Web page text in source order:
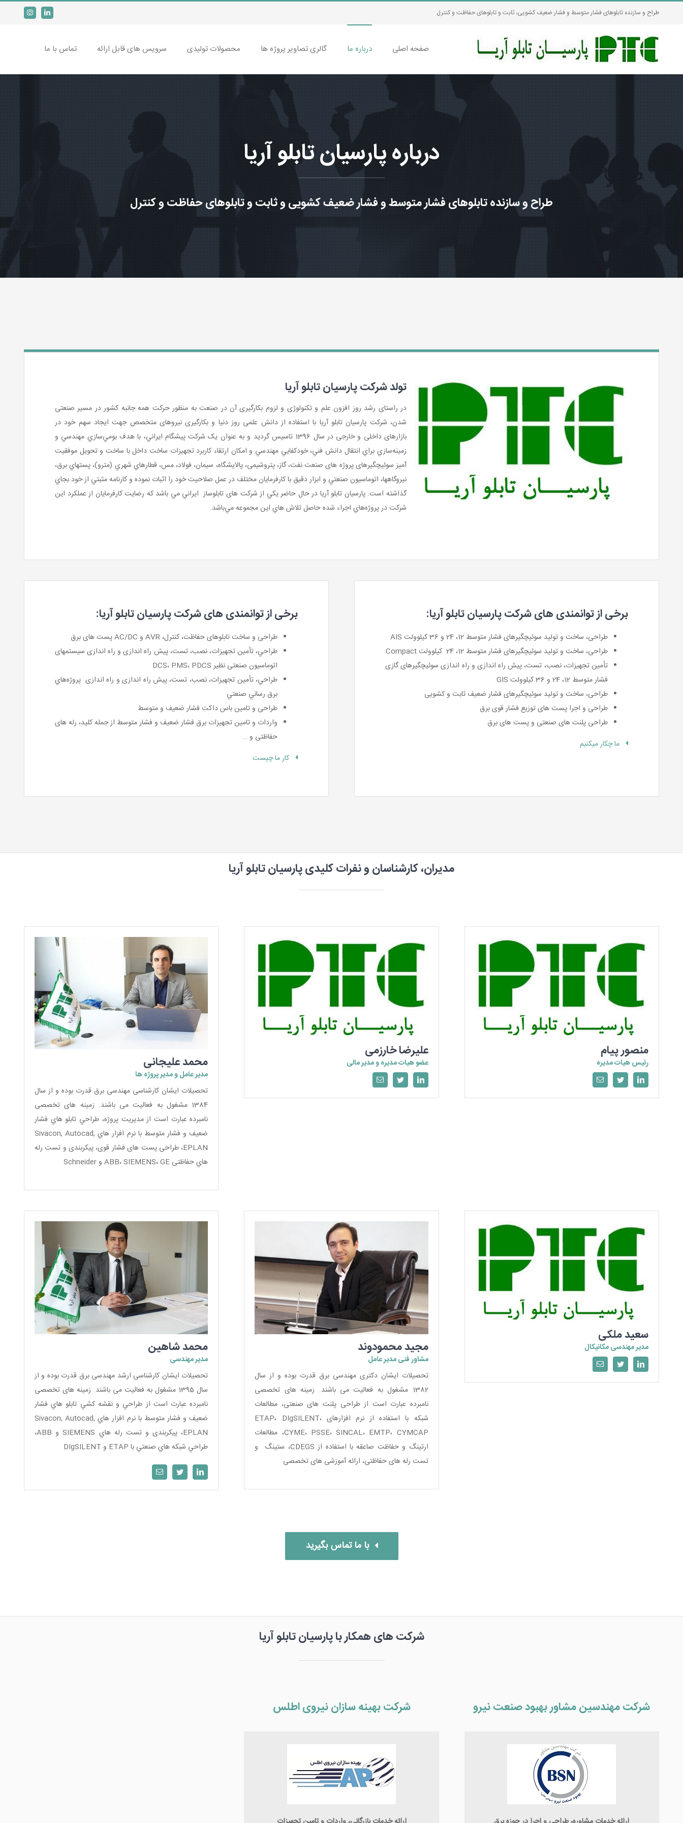
content
طراح و سازنده تابلوهای فشار متوسط و فشار ضعیف کشویی، ثابت و تابلوهای حفاظت و کنترل LinkedIn
Instagram
صفحه اصلی درباره ما گالری تصاویر پروژه ها محصولات تولیدی سرویس های قابل ارائه تماس با ما
درباره پارسیان تابلو آریا
طراح و سازنده تابلوهای فشار متوسط و فشار ضعیف کشویی و ثابت و تابلوهای حفاظت و کنترل
تولد شرکت پارسیان تابلو آریا
در راستای رشد روز افزون علم و تکنولوژی و لزوم بکارگیری آن در صنعت به منظور حرکت همه جانبه کشور در مسیر صنعتی
شدن، شرکت پارسیان تابلو آریا با استفاده از دانش علمی روز دنیا و بکارگیری نیروهای متخصص جهت ایجاد سهم خود در
بازارهای داخلی و خارجی در سال 1396 تاسیس گردید و به عنوان یک شركت پيشگام ايراني، با هدف بومي‌سازي مهندسي و
زمينه‌سازي براي انتقال دانش فني، خودكفايي مهندسي و امكان ارتقاء كاربرد تجهيزات ساخت داخل با ساخت و تحویل موفقیت
آمیز سوئيچگیرهای پروژه های صنعت نفت، گاز، پتروشیمی، پالایشگاه، سیمان، فولاد، مس، قطارهاي شهري (مترو)، پستهاي برق،
نيروگاهها، اتوماسيون صنعتي و ابزار دقيق با كارفرمايان مختلف در عمل صلاحيت خود را اثبات نموده و كارنامه مثبتي از خود بجاي
گذاشته است. پارسیان تابلو آریا در حال حاضر يكي از شرکت های تابلوساز ايراني مي باشد كه رضايت كارفرمايان از عملكرد اين
شرکت در پروژه‌هاي اجراء شده حاصل تلاش هاي اين مجموعه مي‌باشد.
برخی از توانمندی های شرکت پارسیان تابلو آریا:
طراحی، ساخت و تولید سوئیچگیرهای فشار متوسط 12، 24 و 36 کیلوولت AIS
طراحی، ساخت و تولید سوئیچگیرهای فشار متوسط 12، 24 کیلوولت Compact
تأمين تجهيزات، نصب، تست، پیش راه اندازی و راه اندازی سوئیچگیرهای گازی
فشار متوسط 12، 24 و 36 کیلوولت GIS
طراحی، ساخت و تولید سوئیچگیرهای فشار ضعیف ثابت و کشویی
طراحی و اجرا پست های توزیع فشار قوی برق
طراحی پلنت های صنعتی و پست های برق
ما چکار میکنیم
برخی از توانمندی های شرکت پارسیان تابلو آریا:
طراحی و ساخت تابلوهای حفاظت، کنترل، AVR و AC/DC پست های برق
طراحي، تأمين تجهيزات، نصب، تست، پیش راه اندازی و راه اندازی سیستمهای
اتوماسیون صنعتی نظیر DCS، PMS، PDCS
طراحي، تأمين تجهيزات، نصب، تست، پیش راه اندازی و راه اندازی پروژه‌هاي
برق رساني صنعتي
طراحی و تامین باس داکت فشار ضعیف و متوسط
واردات و تامین تجهیزات برق فشار ضعیف و فشار متوسط از جمله کلید، رله های
حفاظتی و …
کار ما چیست
مدیران، کارشناسان و نفرات کلیدی پارسیان تابلو آریا
منصور پیام
رئیس هیات مدیره
علیرضا خارزمی
عضو هیات مدیره و مدیر مالی محمد علیجانی
مدیر عامل و مدیر پروژه ها
تحصیلات ایشان کارشناسی مهندسی برق قدرت بوده و از سال
1384 مشغول به فعالیت می باشند. زمینه های تخصصی
نامبرده عبارت است از مدیریت پروژه، طراحي تابلو هاي فشار
ضعيف و فشار متوسط با نرم افزار هاي Sivacon, Autocad,
EPLAN، طراحی پست های فشار قوی، پیکربندی و تست رله
هاي حفاظتی ABB، SIEMENS، GE و Schneider
سعید ملکی
مدیر مهندسی مکانیکال مجید محمودوند
مشاور فنی مدیر عامل
تحصیلات ایشان دکتری مهندسی برق قدرت بوده و از سال
1382 مشغول به فعالیت می باشند. زمینه های تخصصی
نامبرده عبارت است از طراحی پلنت های صنعتی، مطالعات
شبکه با استفاده از نرم افزارهای ETAP، DIgSILENT،
CYME، PSSE، SINCAL، EMTP، CYMCAP، مطالعات
ارتینگ و حفاظت صاعقه با استفاده از CDEGS، ستینگ و
تست رله های حفاظتی، ارائه آموزشی های تخصصی
محمد شاهین
مدیر مهندسی
تحصیلات ایشان کارشناسی ارشد مهندسی برق قدرت بوده و از
سال 1395 مشغول به فعالیت می باشند. زمینه های تخصصی
نامبرده عبارت است از طراحي و نقشه كشي تابلو هاي فشار
ضعيف و فشار متوسط با نرم افزار هاي Sivacon, Autocad,
EPLAN، پیکربندی و تست رله هاي SIEMENS و ABB،
طراحي شبكه هاي صنعتي با ETAP و DIgSILENT
با ما تماس بگیرید
شرکت های همکار با پارسیان تابلو آریا
شرکت مهندسین مشاور بهبود صنعت نیرو شرکت بهینه سازان نیروی اطلس